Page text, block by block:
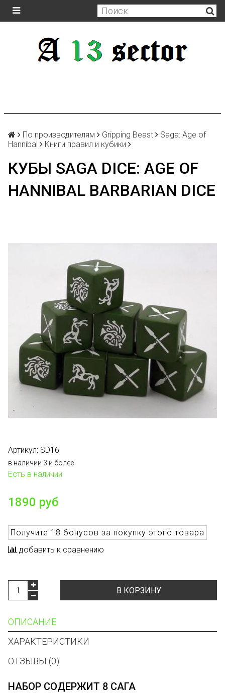
По производителям Gripping Beast
Saga: Age of
Hannibal
Книги правил и кубики
КУБЫ SAGA DICE: AGE OF
HANNIBAL BARBARIAN DICE
Артикул: SD16
в наличии 3 и более
Есть в наличии
1890 руб
Получите 18 бонусов за покупку этого товара
добавить к сравнению
В КОРЗИНУ
ОПИСАНИЕ
ХАРАКТЕРИСТИКИ
ОТЗЫВЫ (0)
НАБОР СОДЕРЖИТ 8 САГА